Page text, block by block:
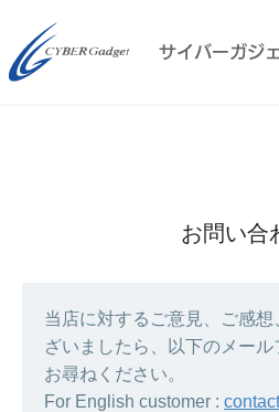
お問い合
当店に対するご意見、ご感
ざいましたら、以下のメー
お尋ねください。
For English customer : contact